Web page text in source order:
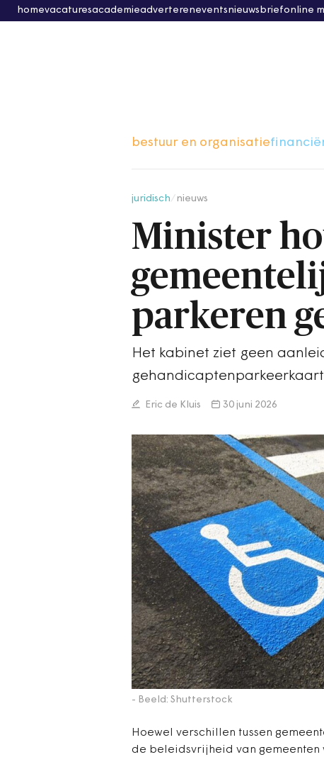
homevacaturesacademieadvertereneventsnieuwsbriefonline
bestuur en organisatie
juridisch nieuws
Minister
parkeren
Het kabinet ziet geen
Eric de Kluis 30 juni 2026
- Beeld: Shutterstock
Hoewel verschillen tussen
de beleidsvrijheid van gemeenten